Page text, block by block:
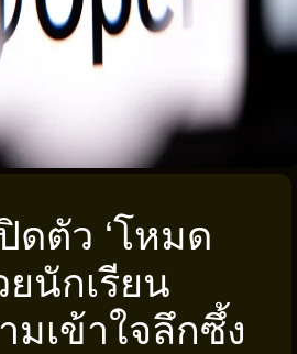
ดตัว ‘โหมด
ยนักเรียน
เข้าใจลึกซึ้ง